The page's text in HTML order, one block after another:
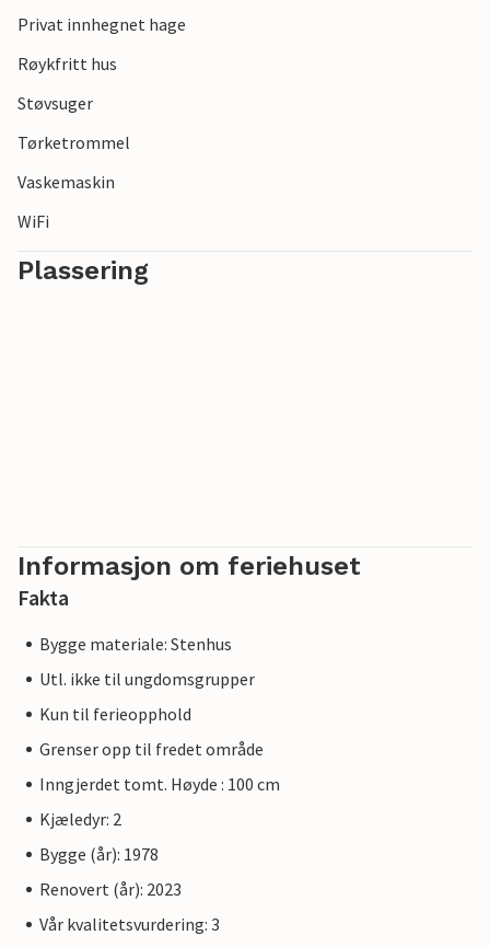
Privat innhegnet hage
Røykfritt hus
Støvsuger
Tørketrommel
Vaskemaskin
WiFi
Plassering
Informasjon om feriehuset
Fakta
Bygge materiale: Stenhus
Utl. ikke til ungdomsgrupper
Kun til ferieopphold
Grenser opp til fredet område
Inngjerdet tomt. Høyde : 100 cm
Kjæledyr: 2
Bygge (år): 1978
Renovert (år): 2023
Vår kvalitetsvurdering: 3